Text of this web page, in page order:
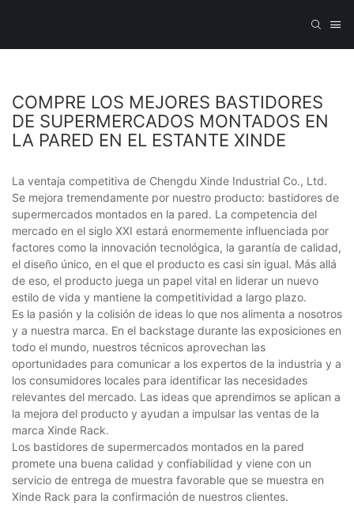
COMPRE LOS MEJORES BASTIDORES
DE SUPERMERCADOS MONTADOS EN
LA PARED EN EL ESTANTE XINDE
La ventaja competitiva de Chengdu Xinde Industrial Co., Ltd.
Se mejora tremendamente por nuestro producto: bastidores de
supermercados montados en la pared. La competencia del
mercado en el siglo XXI estará enormemente influenciada por
factores como la innovación tecnológica, la garantía de calidad,
el diseño único, en el que el producto es casi sin igual. Más allá
de eso, el producto juega un papel vital en liderar un nuevo
estilo de vida y mantiene la competitividad a largo plazo.
Es la pasión y la colisión de ideas lo que nos alimenta a nosotros
y a nuestra marca. En el backstage durante las exposiciones en
todo el mundo, nuestros técnicos aprovechan las
oportunidades para comunicar a los expertos de la industria y a
los consumidores locales para identificar las necesidades
relevantes del mercado. Las ideas que aprendimos se aplican a
la mejora del producto y ayudan a impulsar las ventas de la
marca Xinde Rack.
Los bastidores de supermercados montados en la pared
promete una buena calidad y confiabilidad y viene con un
servicio de entrega de muestra favorable que se muestra en
Xinde Rack para la confirmación de nuestros clientes.